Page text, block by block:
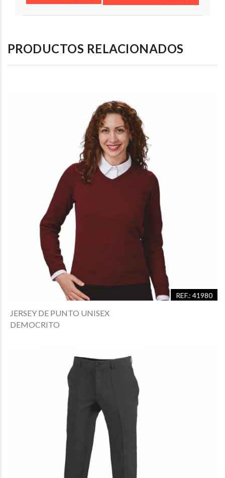
PRODUCTOS RELACIONADOS
REF.: 41980
JERSEY DE PUNTO UNISEX
DEMOCRITO